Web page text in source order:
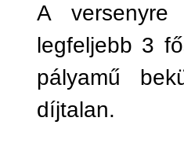
A versenyre
legfeljebb 3
pályamű
díjtalan.